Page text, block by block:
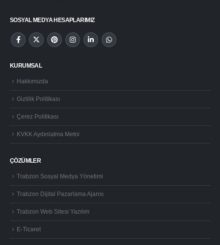
SOSYAL MEDYA HESAPLARIMIZ
KURUMSAL
Hakkımızda
Gizlilik Politikası
Çerez Politikası
KVKK Aydınlatma Metni
ÇÖZÜMLER
Trabzon Sosyal Medya Yönetimi
Trabzon Dijital Pazarlama Ajansı
Trabzon Web Sitesi Yazılım
E-Ticaret